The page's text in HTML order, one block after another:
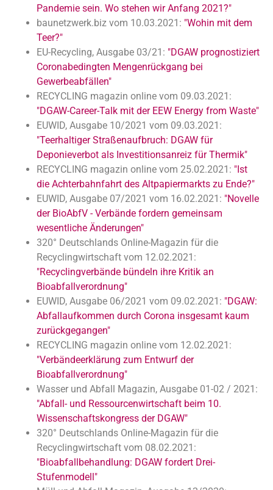
Pandemie sein. Wo stehen wir Anfang 2021?"
baunetzwerk.biz vom 10.03.2021: "Wohin mit dem
Teer?"
EU-Recycling, Ausgabe 03/21: "DGAW prognostiziert
Coronabedingten Mengenrückgang bei
Gewerbeabfällen"
RECYCLING magazin online vom 09.03.2021:
"DGAW-Career-Talk mit der EEW Energy from Waste"
EUWID, Ausgabe 10/2021 vom 09.03.2021:
"Teerhaltiger Straßenaufbruch: DGAW für
Deponieverbot als Investitionsanreiz für Thermik"
RECYCLING magazin online vom 25.02.2021: "Ist
die Achterbahnfahrt des Altpapiermarkts zu Ende?"
EUWID, Ausgabe 07/2021 vom 16.02.2021: "Novelle
der BioAbfV - Verbände fordern gemeinsam
wesentliche Änderungen"
320° Deutschlands Online-Magazin für die
Recyclingwirtschaft vom 12.02.2021:
"Recyclingverbände bündeln ihre Kritik an
Bioabfallverordnung"
EUWID, Ausgabe 06/2021 vom 09.02.2021: "DGAW:
Abfallaufkommen durch Corona insgesamt kaum
zurückgegangen"
RECYCLING magazin online vom 12.02.2021:
"Verbändeerklärung zum Entwurf der
Bioabfallverordnung"
Wasser und Abfall Magazin, Ausgabe 01-02 / 2021:
"Abfall- und Ressourcenwirtschaft beim 10.
Wissenschaftskongress der DGAW"
320° Deutschlands Online-Magazin für die
Recyclingwirtschaft vom 08.02.2021:
"Bioabfallbehandlung: DGAW fordert Drei-
Stufenmodell"